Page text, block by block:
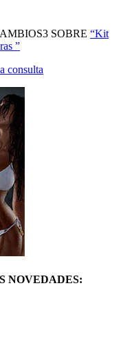
SOBRE “Kit
”
consulta
NOVEDADES: